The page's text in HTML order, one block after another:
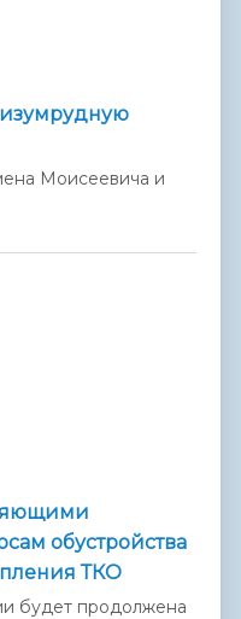
изумрудную
Моисеевича и
обустройства
ТКО
будет продолжена